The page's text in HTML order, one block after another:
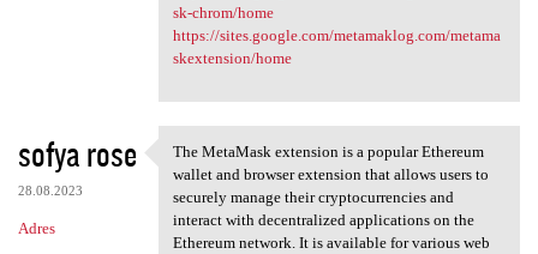
sk-chrom/home
https://sites.google.com/metamaklog.com/metama
skextension/home
sofya rose
28.08.2023
Adres
The MetaMask extension is a
The MetaMask extension is a popular Ethereum
wallet and browser extension that allows users to
securely manage their cryptocurrencies and
interact with decentralized applications on the
Ethereum network. It is available for various web